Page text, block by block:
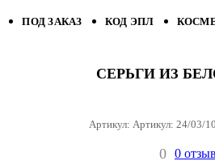
ПОД ЗАКАЗ КОД ЭПЛ
СЕРЬГИ ИЗ
Артикул: Артикул: 24/03/
0 0